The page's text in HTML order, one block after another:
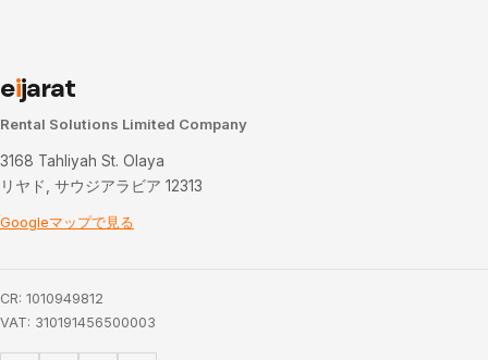
eijarat
Rental Solutions Limited Company
3168 Tahliyah St. Olaya
リヤド, サウジアラビア 12313
Googleマップで見る
CR: 1010949812
VAT: 310191456500003